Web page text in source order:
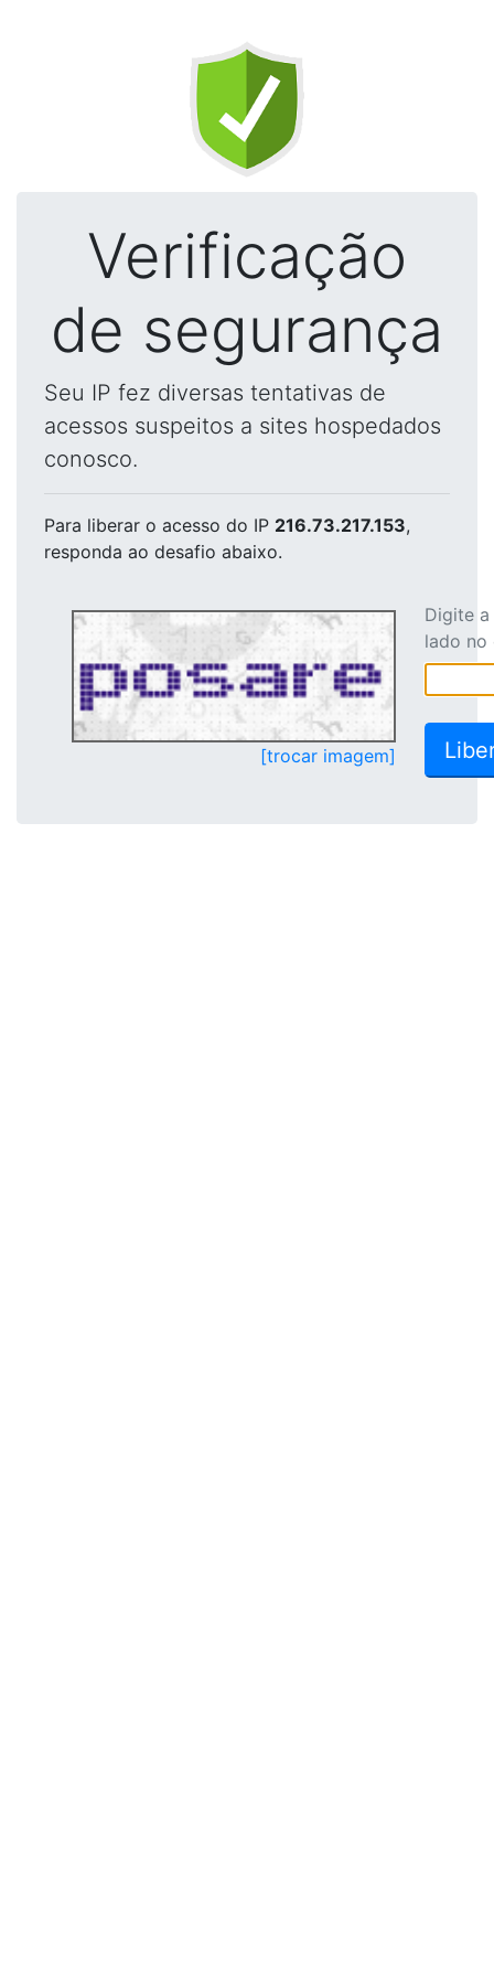
Verificação
de segurança
Seu IP fez diversas tentativas de
acessos suspeitos a sites hospedados
conosco.
Para liberar o acesso do IP 216.73.217.153,
responda ao desafio abaixo.
[trocar imagem]
Digite
lado no